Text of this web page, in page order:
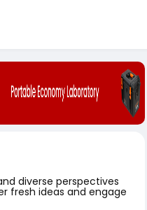
diverse perspectives
fresh ideas and engage